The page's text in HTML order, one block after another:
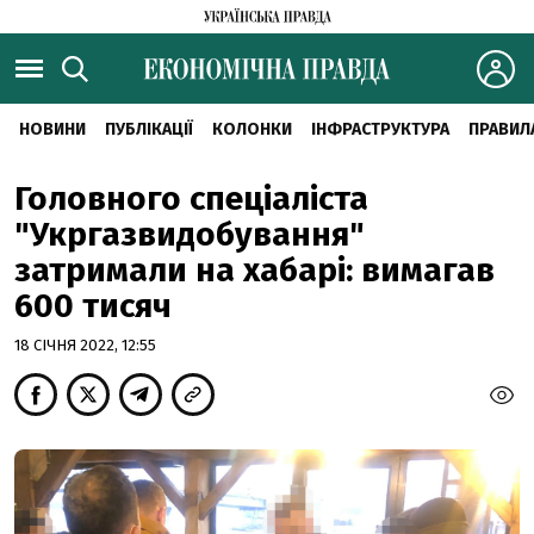
НОВИНИ ПУБЛІКАЦІЇ КОЛОНКИ ІНФРАСТРУКТУРА
Головного спеціаліста
"Укргазвидобування"
затримали на хабарі: вимагав
600 тисяч
18 СІЧНЯ 2022, 12:55